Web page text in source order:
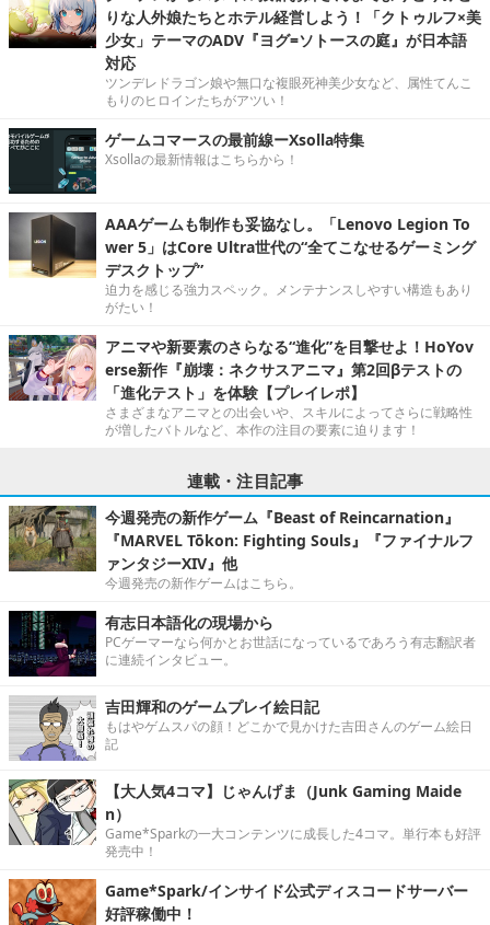
りな人外娘たちとホテル経営しよう！「クトゥルフ×美
少女」テーマのADV『ヨグ=ソトースの庭』が日本語
対応
ツンデレドラゴン娘や無口な複眼死神美少女など、属性てんこ
もりのヒロインたちがアツい！
ゲームコマースの最前線ーXsolla特集
Xsollaの最新情報はこちらから！
AAAゲームも制作も妥協なし。「Lenovo Legion To
wer 5」はCore Ultra世代の“全てこなせるゲーミング
デスクトップ”
迫力を感じる強力スペック。メンテナンスしやすい構造もあり
がたい！
アニマや新要素のさらなる“進化”を目撃せよ！HoYov
erse新作『崩壊：ネクサスアニマ』第2回βテストの
「進化テスト」を体験【プレイレポ】
さまざまなアニマとの出会いや、スキルによってさらに戦略性
が増したバトルなど、本作の注目の要素に迫ります！
連載・注目記事
今週発売の新作ゲーム『Beast of Reincarnation』
『MARVEL Tōkon: Fighting Souls』『ファイナルフ
ァンタジーXIV』他
今週発売の新作ゲームはこちら。
有志日本語化の現場から
PCゲーマーなら何かとお世話になっているであろう有志翻訳者
に連続インタビュー。
吉田輝和のゲームプレイ絵日記
もはやゲムスパの顔！どこかで見かけた吉田さんのゲーム絵日
記
【大人気4コマ】じゃんげま（Junk Gaming Maide
n）
Game*Sparkの一大コンテンツに成長した4コマ。単行本も好評
発売中！
Game*Spark/インサイド公式ディスコードサーバー
好評稼働中！